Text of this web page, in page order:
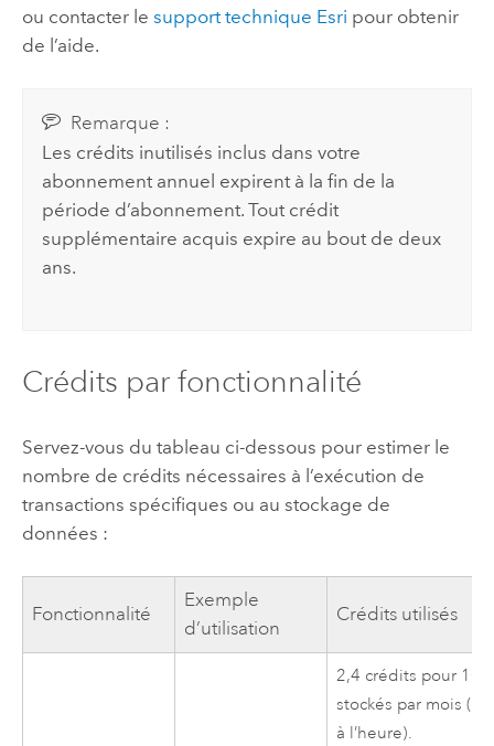
ou contacter le support technique Esri pour obtenir
de l’aide.
Remarque :
Les crédits inutilisés inclus dans votre
abonnement annuel expirent à la fin de la
période d’abonnement. Tout crédit
supplémentaire acquis expire au bout de deux
ans.
Crédits par fonctionnalité
Servez-vous du tableau ci-dessous pour estimer le
nombre de crédits nécessaires à l’exécution de
transactions spécifiques ou au stockage de
données :
Fonctionnalité
Exemple
d’utilisation
Crédits utilisés
2,4 crédits pour 10
stockés par mois
à l’heure).